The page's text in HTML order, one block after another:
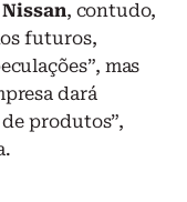
Nissan, contudo,
futuros,
mas
dará
produtos”,